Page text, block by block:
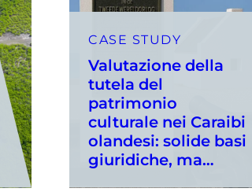
CASE STUDY
Valutazione della
tutela del
patrimonio
culturale nei Caraibi
olandesi: solide basi
giuridiche, ma…